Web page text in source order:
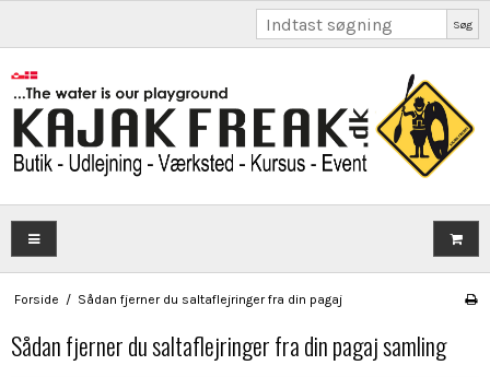
Søg
Forside / Sådan fjerner du saltaflejringer fra din pagaj
Sådan fjerner du saltaflejringer fra din pagaj samling